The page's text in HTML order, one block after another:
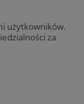
użytkowników.
za